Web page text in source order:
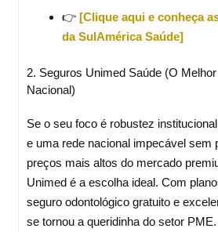
👉 [Clique aqui e conheça
da SulAmérica Saúde]
2. Seguros Unimed Saúde (O
Nacional)
Se o seu foco é robustez
e uma rede nacional impecável sem
preços mais altos do mercado
Unimed é a escolha ideal. Com
seguro odontológico gratuito e
se tornou a queridinha do setor PME.